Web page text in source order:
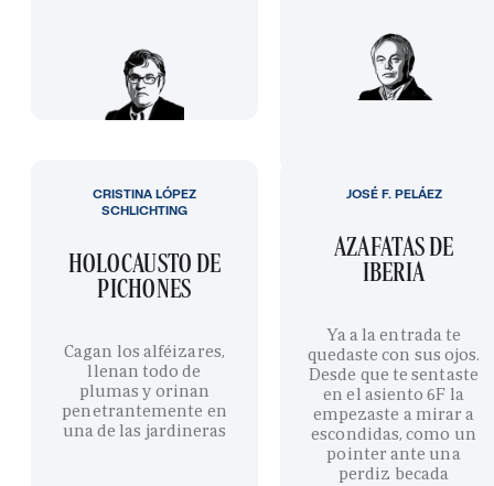
HOLOCAUSTO DE
PICHONES
Cagan los alféizares,
llenan todo de
plumas y orinan
penetrantemente en
una de las jardineras
CRISTINA LÓPEZ
SCHLICHTING
AZAFATAS DE
IBERIA
Ya a la entrada te
quedaste con sus ojos.
Desde que te sentaste
en el asiento 6F la
empezaste a mirar a
escondidas, como un
pointer ante una
perdiz becada
JOSÉ F. PELÁEZ